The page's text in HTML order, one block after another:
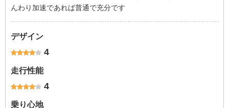
んわり加速であれば普通で充分です
デザイン
4
走行性能
4
乗り心地